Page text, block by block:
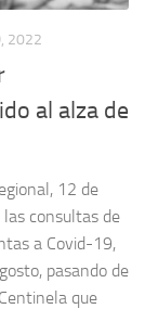
2022
al alza de
12 de
consultas de
a Covid-19,
pasando de
que